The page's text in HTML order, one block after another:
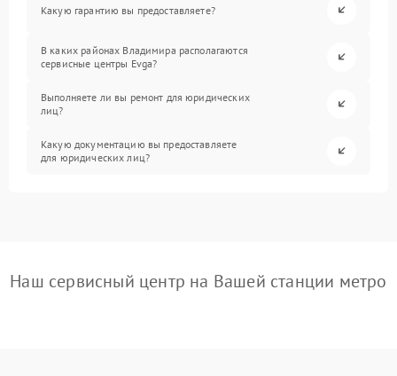
Какую гарантию вы предоставляете?
В каких районах Владимира располагаются
сервисные центры Evga?
Выполняете ли вы ремонт для юридических
лиц?
Какую документацию вы предоставляете
для юридических лиц?
Наш сервисный центр на Вашей станции метро